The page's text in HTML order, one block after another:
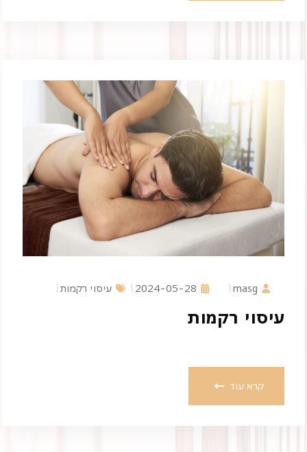
masg
2024-05-28 עיסוי רקמות
עיסוי רקמות
קרא עוד